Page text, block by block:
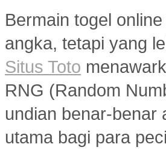
Bermain togel
angka, tetapi yang
Situs Toto
RNG (Random
undian benar-benar
utama bagi para